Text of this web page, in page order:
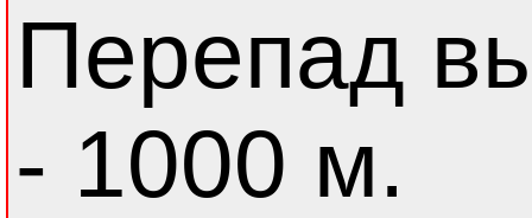
Перепад
- 1000 м.